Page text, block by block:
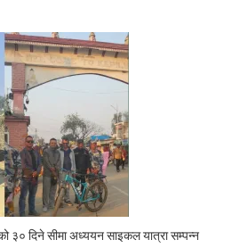
३० दिने सीमा अध्ययन साइकल यात्रा सम्पन्न